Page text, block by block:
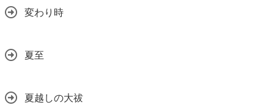
変わり時
夏至
夏越しの大祓